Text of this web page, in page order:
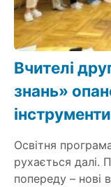
Вчителі
знань»
Освітня
рухається далі.
попереду – нові